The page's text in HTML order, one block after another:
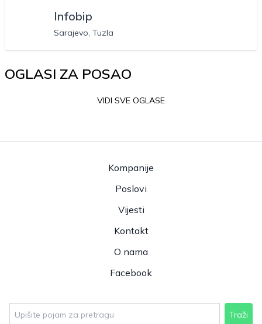
Infobip
Sarajevo, Tuzla
OGLASI ZA POSAO
VIDI SVE OGLASE
Kompanije
Poslovi
Vijesti
Kontakt
O nama
Facebook
Traži